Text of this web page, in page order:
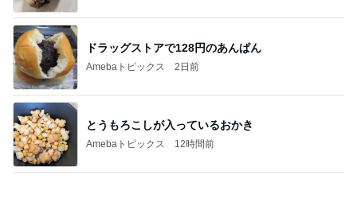
とうもろこしが入っているおかき
Amebaトピックス 12時間前